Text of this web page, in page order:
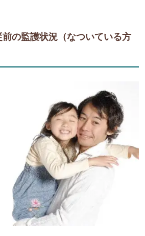
の監護状況（なついている方